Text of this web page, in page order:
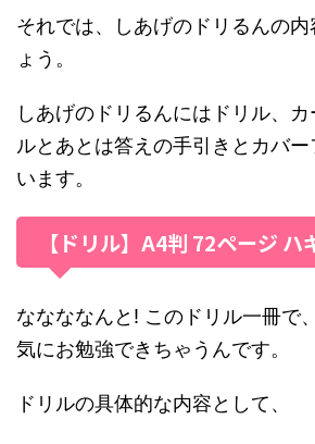
それでは、しあげのドリるんの
ょう。
しあげのドリるんにはドリル、
ルとあとは答えの手引きとカバ
います。
【ドリル】A4判 72ページ ハ
ななななんと! このドリル一冊で
気にお勉強できちゃうんです。
ドリルの具体的な内容として、